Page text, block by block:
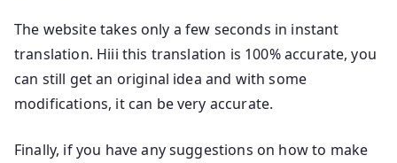
The website takes only a few seconds in instant
translation. Hiii this translation is 100% accurate, you
can still get an original idea and with some
modifications, it can be very accurate.
Finally, if you have any suggestions on how to make